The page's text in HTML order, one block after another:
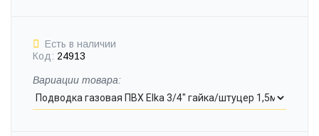
Есть в наличии
Код: 24913
Вариации товара: